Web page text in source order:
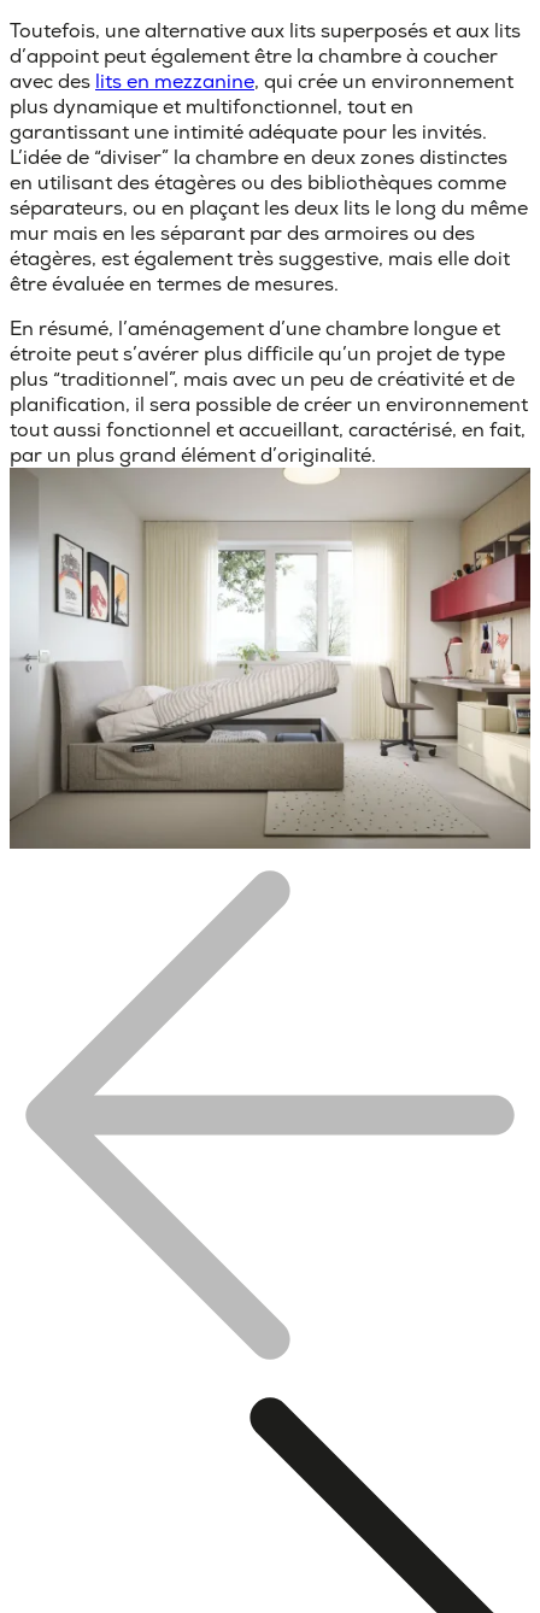
Toutefois, une alternative aux lits superposés et aux lits
d’appoint peut également être la chambre à coucher
avec des lits en mezzanine, qui crée un environnement
plus dynamique et multifonctionnel, tout en
garantissant une intimité adéquate pour les invités.
L’idée de “diviser” la chambre en deux zones distinctes
en utilisant des étagères ou des bibliothèques comme
séparateurs, ou en plaçant les deux lits le long du même
mur mais en les séparant par des armoires ou des
étagères, est également très suggestive, mais elle doit
être évaluée en termes de mesures.
En résumé, l’aménagement d’une chambre longue et
étroite peut s’avérer plus difficilequ’un projet de type
plus “traditionnel”, mais avec un peu de créativité et de
planification, il sera possible de créer un environnement
tout aussi fonctionnel et accueillant, caractérisé, en fait,
par un plus grand élément d’originalité.